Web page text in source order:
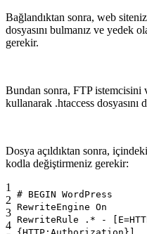
Bağlandıktan sonra, web
dosyasını bulmanız ve yedek
gerekir.
Bundan sonra, FTP istemcisini
kullanarak .htaccess dosyasını
Dosya açıldıktan sonra,
kodla değiştirmeniz gerekir:
1
2
3
4
# BEGIN WordPress
RewriteEngine On
RewriteRule .* -